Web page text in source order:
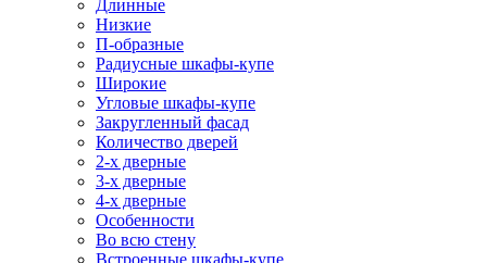
Длинные
Низкие
П-образные
Радиусные шкафы-купе
Широкие
Угловые шкафы-купе
Закругленный фасад
Количество дверей
2-х дверные
3-х дверные
4-х дверные
Особенности
Во всю стену
Встроенные шкафы-купе